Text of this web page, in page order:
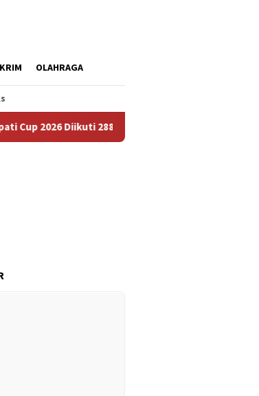
OLAHRAGA
288 Grup, Jadi Ajang Lestarikan Budaya dan